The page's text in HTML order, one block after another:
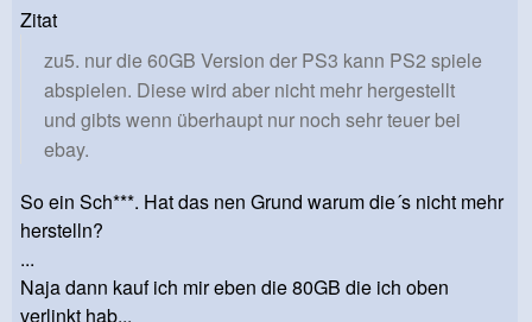
Zitat
zu5. nur die 60GB Version der PS3 kann PS2 spiele
abspielen. Diese wird aber nicht mehr hergestellt
und gibts wenn überhaupt nur noch sehr teuer bei
ebay.
So ein Sch***. Hat das nen Grund warum die´s nicht mehr
herstelln?
...
Naja dann kauf ich mir eben die 80GB die ich oben
verlinkt hab...